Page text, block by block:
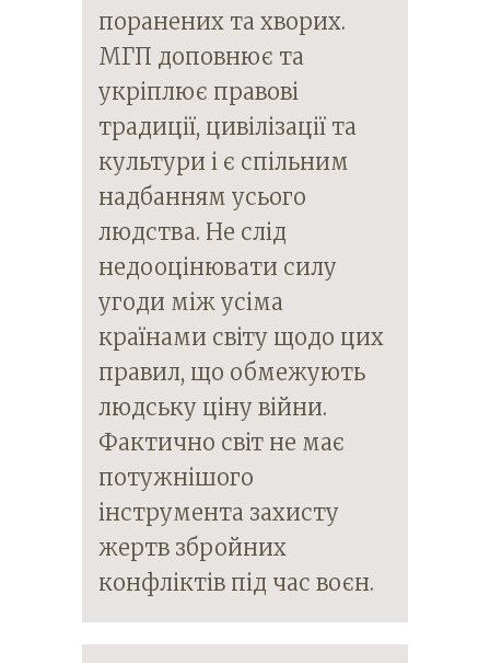
поранених та хворих.
МГП доповнює та
укріплює правові
традиції, цивілізації та
культури і є спільним
надбанням усього
людства. Не слід
недооцінювати силу
угоди між усіма
країнами світу щодо цих
правил, що обмежують
людську ціну війни.
Фактично світ не має
потужнішого
інструмента захисту
жертв збройних
конфліктів під час воєн.